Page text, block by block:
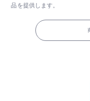
品を提供します。